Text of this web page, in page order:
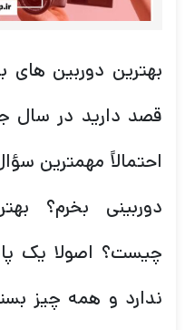
قصد دارید در سال
احتمالاً مهمترین
دوربینی بخرم؟
چیست؟ اصولا یک
ندارد و همه چیز